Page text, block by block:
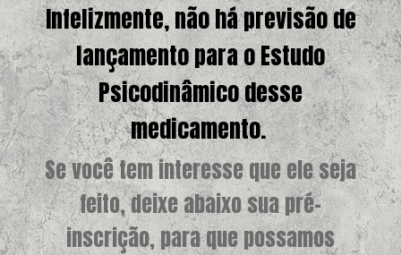
Infelizmente, não há previsão de
lançamento para o Estudo
Psicodinâmico desse
medicamento.
Se você tem interesse que ele seja
feito, deixe abaixo sua pré-
inscrição, para que possamos